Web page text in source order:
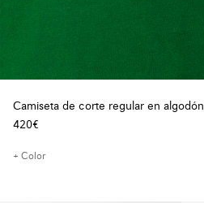
Camiseta de corte regular en algodón
420€
+ Color